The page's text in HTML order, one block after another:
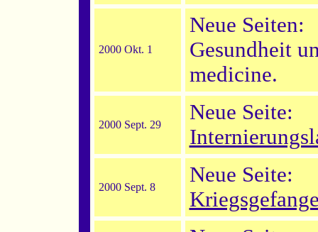
2000 Okt. 1
Neue Seiten:
Gesundheit
medicine.
2000 Sept. 29
Neue Seite:
2000 Sept. 8
Neue Seite: